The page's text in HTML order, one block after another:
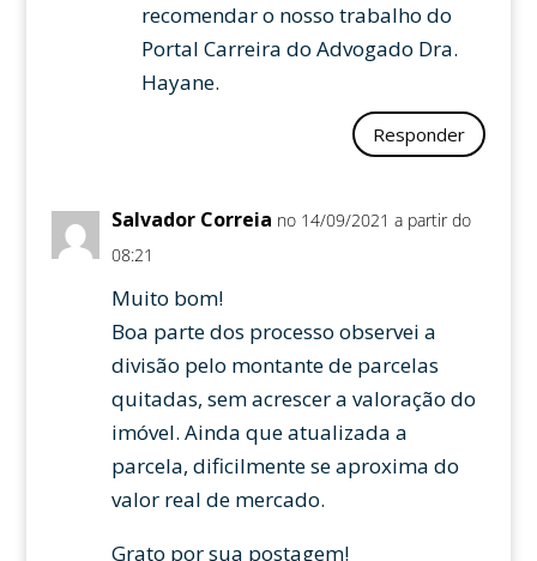
recomendar o nosso trabalho do
Portal Carreira do Advogado Dra.
Hayane.
Responder
Salvador Correia no 14/09/2021 a partir do
08:21
Muito bom!
Boa parte dos processo observei a
divisão pelo montante de parcelas
quitadas, sem acrescer a valoração do
imóvel. Ainda que atualizada a
parcela, dificilmente se aproxima do
valor real de mercado.
Grato por sua postagem!